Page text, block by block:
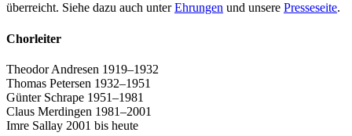
überreicht. Siehe dazu auch unterEhrungen und unsere Presseseite.
Chorleiter
Theodor Andresen 1919–1932
Thomas Petersen 1932–1951
Günter Schrape 1951–1981
Claus Merdingen 1981–2001
Imre Sallay 2001 bis heute